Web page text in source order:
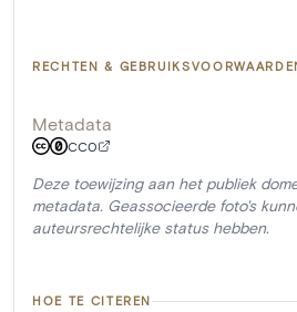
RECHTEN &
Metadata
CC0
Deze toewijzing aan het publiek
metadata. Geassocieerde foto's
auteursrechtelijke status hebben.
HOE TE CITEREN